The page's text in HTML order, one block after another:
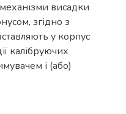
висадки
згідно з
у корпус
калібруючих
і (або)